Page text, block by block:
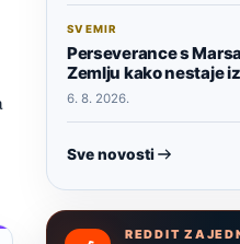
SVEMIR
Perseverance s
Zemlju kako nestaje
6. 8. 2026.
Sve novosti
REDDIT